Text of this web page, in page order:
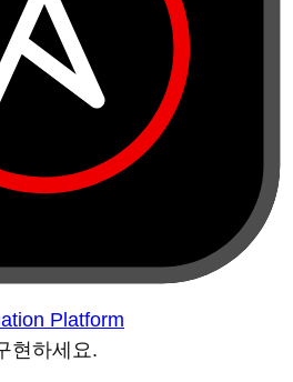
Platform
현하세요.